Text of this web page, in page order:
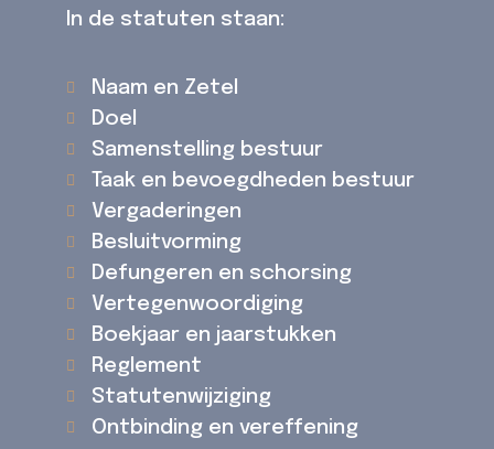
In de statuten staan:
Naam en Zetel
Doel
Samenstelling bestuur
Taak en bevoegdheden bestuur
Vergaderingen
Besluitvorming
Defungeren en schorsing
Vertegenwoordiging
Boekjaar en jaarstukken
Reglement
Statutenwijziging
Ontbinding en vereffening